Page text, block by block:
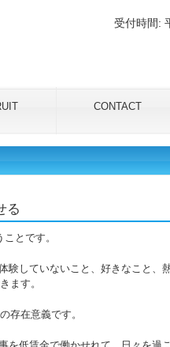
受付時間:
CONTACT
る
とです。
験していないこと、好きなこと、
ます。
存在意義です。